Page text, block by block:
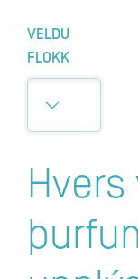
VELDU
FLOKK